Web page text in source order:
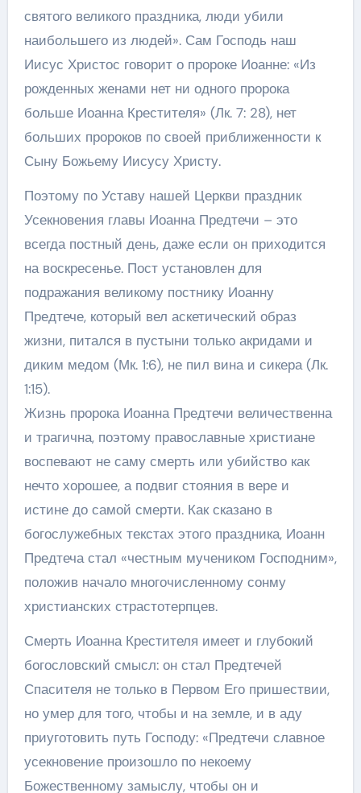
святого великого праздника, люди убили
наибольшего из людей». Сам Господь наш
Иисус Христос говорит о пророке Иоанне: «Из
рожденных женами нет ни одного пророка
больше Иоанна Крестителя» (Лк. 7: 28), нет
больших пророков по своей приближенности к
Сыну Божьему Иисусу Христу.
Поэтому по Уставу нашей Церкви праздник
Усекновения главы Иоанна Предтечи – это
всегда постный день, даже если он приходится
на воскресенье. Пост установлен для
подражания великому постнику Иоанну
Предтече, который вел аскетический образ
жизни, питался в пустыни только акридами и
диким медом (Мк. 1:6), не пил вина и сикера (Лк.
1:15).
Жизнь пророка Иоанна Предтечи величественна
и трагична, поэтому православные христиане
воспевают не саму смерть или убийство как
нечто хорошее, а подвиг стояния в вере и
истине до самой смерти. Как сказано в
богослужебных текстах этого праздника, Иоанн
Предтеча стал «честным мучеником Господним»,
положив начало многочисленному сонму
христианских страстотерпцев.
Смерть Иоанна Крестителя имеет и глубокий
богословский смысл: он стал Предтечей
Спасителя не только в Первом Его пришествии,
но умер для того, чтобы и на земле, и в аду
приуготовить путь Господу: «Предтечи славное
усекновение произошло по некоему
Божественному замыслу, чтобы он и